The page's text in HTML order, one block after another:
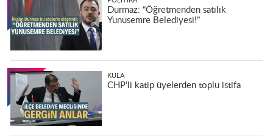
Durmaz: “Öğretmenden satılık
Yunusemre Belediyesi!”
KULA
CHP’li katip üyelerden toplu istifa